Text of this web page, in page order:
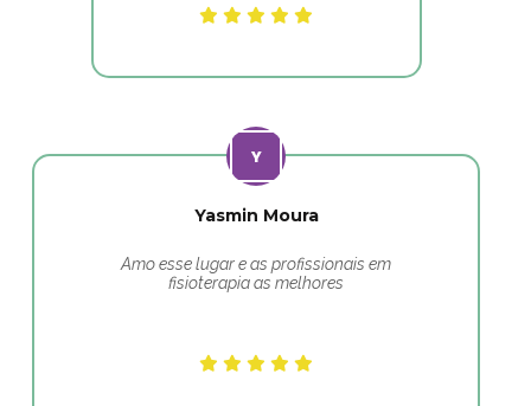
Yasmin Moura
Amo esse lugar e as profissionais em
fisioterapia as melhores